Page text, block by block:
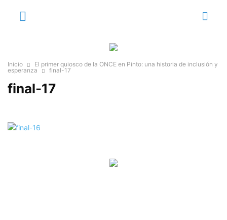
Inicio
El primer quiosco de la ONCE en Pinto: una historia de inclusión y
esperanza
final-17
final-17